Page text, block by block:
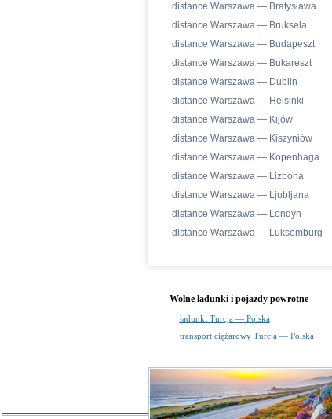
distance Warszawa — Bratysława
distance Warszawa — Bruksela
distance Warszawa — Budapeszt
distance Warszawa — Bukareszt
distance Warszawa — Dublin
distance Warszawa — Helsinki
distance Warszawa — Kijów
distance Warszawa — Kiszyniów
distance Warszawa — Kopenhaga
distance Warszawa — Lizbona
distance Warszawa — Ljubljana
distance Warszawa — Londyn
distance Warszawa — Luksemburg
Wolne ładunki i pojazdy powrotne
ładunki Turcja — Polska
transport ciężarowy Turcja — Polska